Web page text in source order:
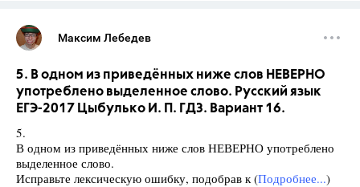
Максим Лебедев
5. В одном из приведённых ниже слов НЕВЕРНО
употреблено выделенное слово. Русский язык
ЕГЭ-2017 Цыбулько И. П. ГДЗ. Вариант 16.
5.
В одном из приведённых ниже слов НЕВЕРНО употреблено
выделенное слово.
Исправьте лексическую ошибку, подобрав к (Подробнее...)